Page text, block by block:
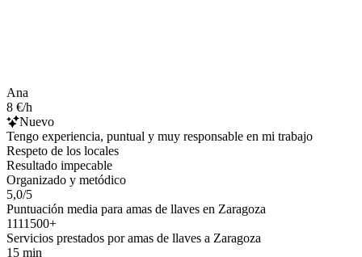
Ana
8 €/h
Nuevo
Tengo experiencia, puntual y muy responsable en mi trabajo
Respeto de los locales
Resultado impecable
Organizado y metódico
5,0/5
Puntuación media para amas de llaves en Zaragoza
1111500+
Servicios prestados por amas de llaves a Zaragoza
15 min